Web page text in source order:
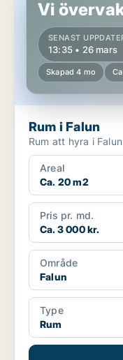
Vi
SENAST
13:35 • 26 mars
Skapad 4 mo
Rum i Falun
Rum att hyra i Falun
Areal
Ca. 20 m2
Pris pr. md.
Ca. 3 000 kr.
Område
Falun
Type
Rum